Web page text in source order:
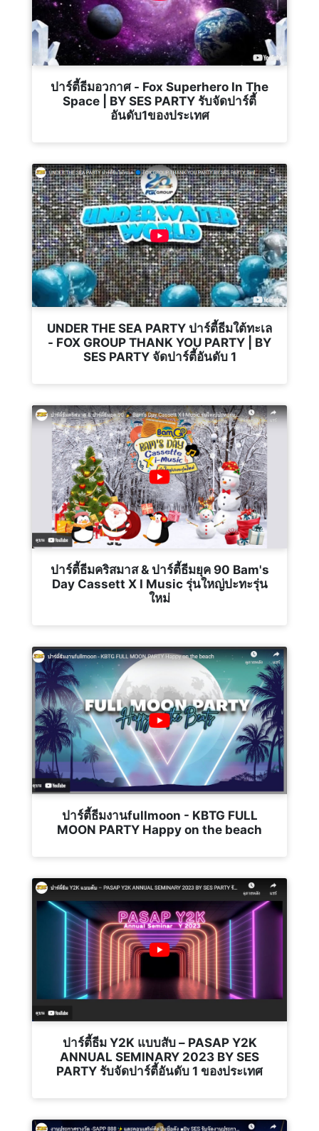
ปาร์ตี้ธีมอวกาศ - Fox Superhero In The
Space | BY SES PARTY รับจัดปาร์ตี้
อันดับ1ของประเทศ
UNDER THE SEA PARTY ปาร์ตี้ธีมใต้ทะเล
- FOX GROUP THANK YOU PARTY | BY
SES PARTY จัดปาร์ตี้อันดับ 1
ปาร์ตี้ธีมคริสมาส & ปาร์ตี้ธีมยุค 90 Bam's
Day Cassett X I Music รุ่นใหญ่ปะทะรุ่น
ใหม่
ปาร์ตี้ธีมงานfullmoon - KBTG FULL
MOON PARTY Happy on the beach
ปาร์ตี้ธีม Y2K แบบสับ – PASAP Y2K
ANNUAL SEMINARY 2023 BY SES
PARTY รับจัดปาร์ตี้อันดับ 1 ของประเทศ